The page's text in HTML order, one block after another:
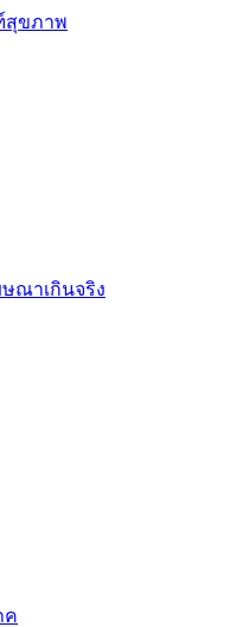
สุขภาพ
ณาเกินจริง
ค